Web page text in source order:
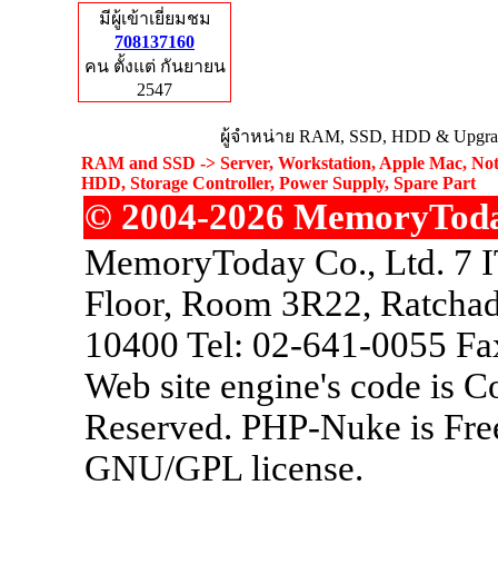
มีผู้เข้าเยี่ยมชม
708137160
คน ตั้งแต่ กันยายน
2547
ผู้จำหน่าย RAM, SSD, HDD &
RAM and SSD -> Server, Workstation, Apple Mac,
HDD, Storage Controller, Power Supply, Spare Part
© 2004-2026
MemoryToday Co., Ltd. 7
Floor, Room 3R22,
10400 Tel: 02-641-0055
Web site engine's code is
Reserved. PHP-Nuke is
GNU/GPL license.